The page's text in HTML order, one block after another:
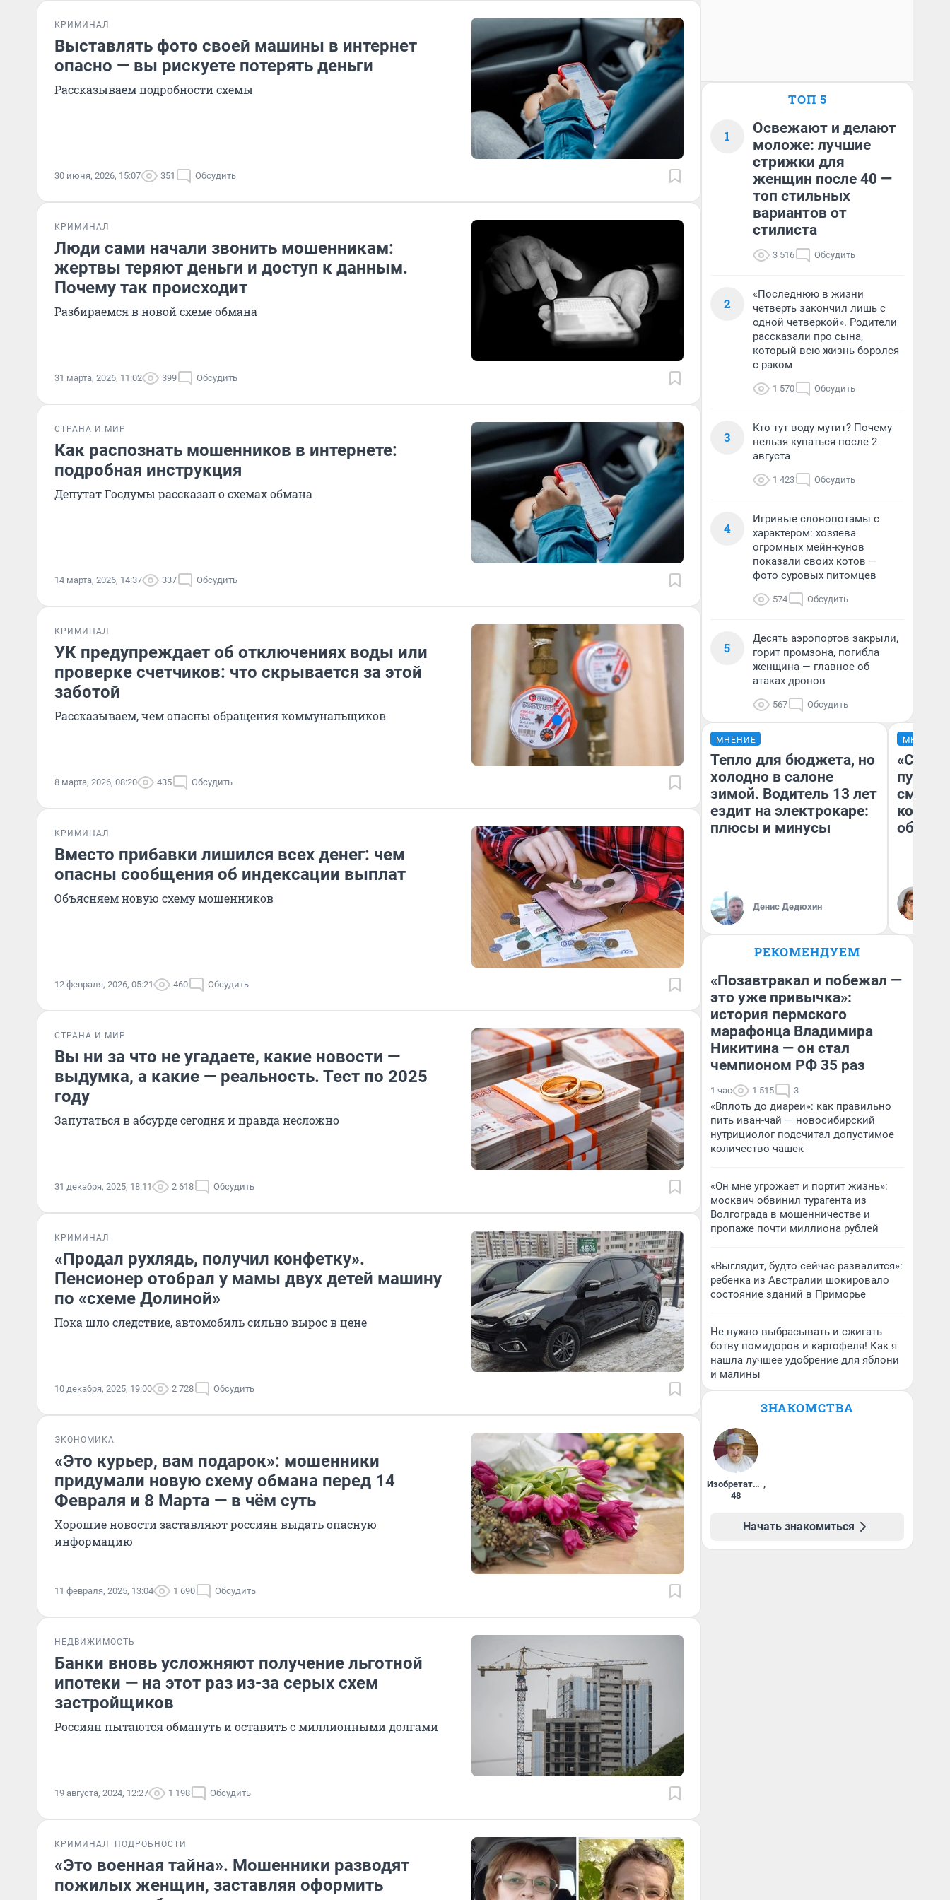
КРИМИНАЛ
Выставлять фото своей машины в интернет
опасно — вы рискуете потерять деньги
Рассказываем подробности схемы
30 июня, 2026, 15:07 351 Обсудить
КРИМИНАЛ
Люди сами начали звонить мошенникам:
жертвы теряют деньги и доступ к данным.
Почему так происходит
Разбираемся в новой схеме обмана
31 марта, 2026, 11:02 399 Обсудить
СТРАНА И МИР
Как распознать мошенников в интернете:
подробная инструкция
Депутат Госдумы рассказал о схемах обмана
14 марта, 2026, 14:37 337 Обсудить
КРИМИНАЛ
УК предупреждает об отключениях воды или
проверке счетчиков: что скрывается за этой
заботой
Рассказываем, чем опасны обращения коммунальщиков
8 марта, 2026, 08:20 435 Обсудить
КРИМИНАЛ
Вместо прибавки лишился всех денег: чем
опасны сообщения об индексации выплат
Объясняем новую схему мошенников
12 февраля, 2026, 05:21 460 Обсудить
СТРАНА И МИР
Вы ни за что не угадаете, какие новости —
выдумка, а какие — реальность. Тест по 2025
году
Запутаться в абсурде сегодня и правда несложно
31 декабря, 2025, 18:11 2 618 Обсудить
КРИМИНАЛ
«Продал рухлядь, получил конфетку».
Пенсионер отобрал у мамы двух детей машину
по «схеме Долиной»
Пока шло следствие, автомобиль сильно вырос в цене
10 декабря, 2025, 19:00 2 728 Обсудить
ЭКОНОМИКА
«Это курьер, вам подарок»: мошенники
придумали новую схему обмана перед 14
Февраля и 8 Марта — в чём суть
Хорошие новости заставляют россиян выдать опасную
информацию
11 февраля, 2025, 13:04 1 690 Обсудить
НЕДВИЖИМОСТЬ
Банки вновь усложняют получение льготной
ипотеки — на этот раз из-за серых схем
застройщиков
Россиян пытаются обмануть и оставить с миллионными долгами
19 августа, 2024, 12:27 1 198 Обсудить
КРИМИНАЛ ПОДРОБНОСТИ
«Это военная тайна». Мошенники разводят
пожилых женщин, заставляя оформить
ТОП 5
1
Освежают и делают
моложе: лучшие
стрижки для
женщин после 40 —
топ стильных
вариантов от
стилиста
3 516 Обсудить
2
«Последнюю в жизни
четверть закончил лишь с
одной четверкой». Родители
рассказали про сына,
который всю жизнь боролся
с раком
1 570 Обсудить
3
Кто тут воду мутит? Почему
нельзя купаться после 2
августа
1 423 Обсудить
4
Игривые слонопотамы с
характером: хозяева
огромных мейн-кунов
показали своих котов —
фото суровых питомцев
574 Обсудить
5
Десять аэропортов закрыли,
горит промзона, погибла
женщина — главное об
атаках дронов
567 Обсудить
МНЕНИЕ
Тепло для бюджета, но
холодно в салоне
зимой. Водитель 13 лет
ездит на электрокаре:
плюсы и минусы
Денис Дедюхин
МНЕНИЕ
РЕКОМЕНДУЕМ
«Позавтракал и побежал —
это уже привычка»:
история пермского
марафонца Владимира
Никитина — он стал
чемпионом РФ 35 раз
1 час 1 515 3
«Вплоть до диареи»: как правильно
пить иван-чай — новосибирский
нутрициолог подсчитал допустимое
количество чашек
«Он мне угрожает и портит жизнь»:
москвич обвинил турагента из
Волгограда в мошенничестве и
пропаже почти миллиона рублей
«Выглядит, будто сейчас развалится»:
ребенка из Австралии шокировало
состояние зданий в Приморье
Не нужно выбрасывать и сжигать
ботву помидоров и картофеля! Как я
нашла лучшее удобрение для яблони
и малины
ЗНАКОМСТВА
Изобретатель ,
48
Начать знакомиться